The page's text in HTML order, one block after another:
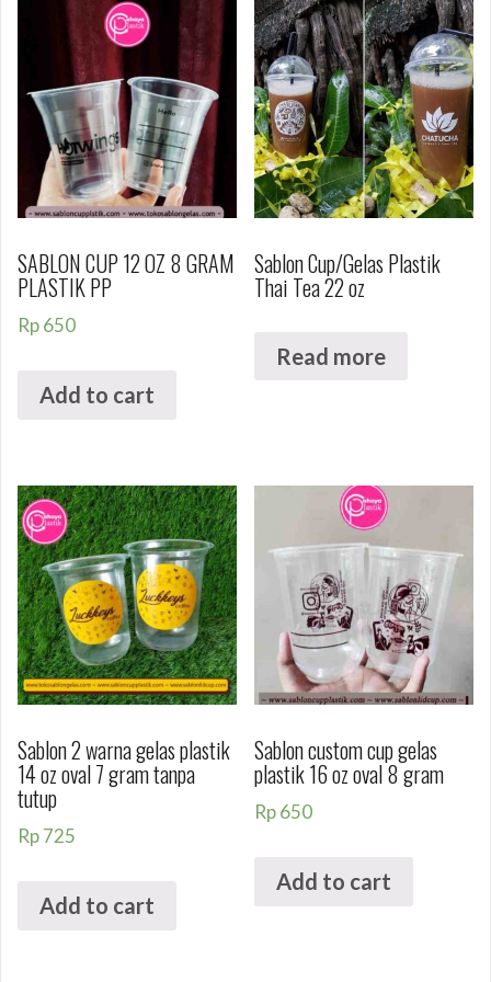
SABLON CUP 12 OZ 8 GRAM
PLASTIK PP
Rp650
Add to cart
Sablon Cup/Gelas Plastik
Thai Tea 22 oz
Read more
Sablon 2 warna gelas plastik
14 oz oval 7 gram tanpa
tutup
Rp725
Add to cart
Sablon custom cup gelas
plastik 16 oz oval 8 gram
Rp650
Add to cart